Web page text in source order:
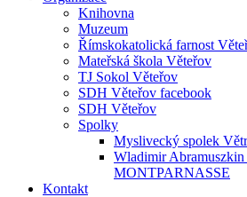
Knihovna
Muzeum
Římskokatolická farnost
Mateřská škola Věteřov
TJ Sokol Věteřov
SDH Věteřov facebook
SDH Věteřov
Spolky
Myslivecký spolek
Wladimir
MONTPARNASSE
Kontakt